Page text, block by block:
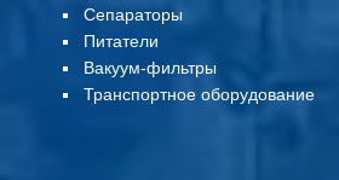
Сепараторы
Питатели
Вакуум-фильтры
Транспортное оборудование